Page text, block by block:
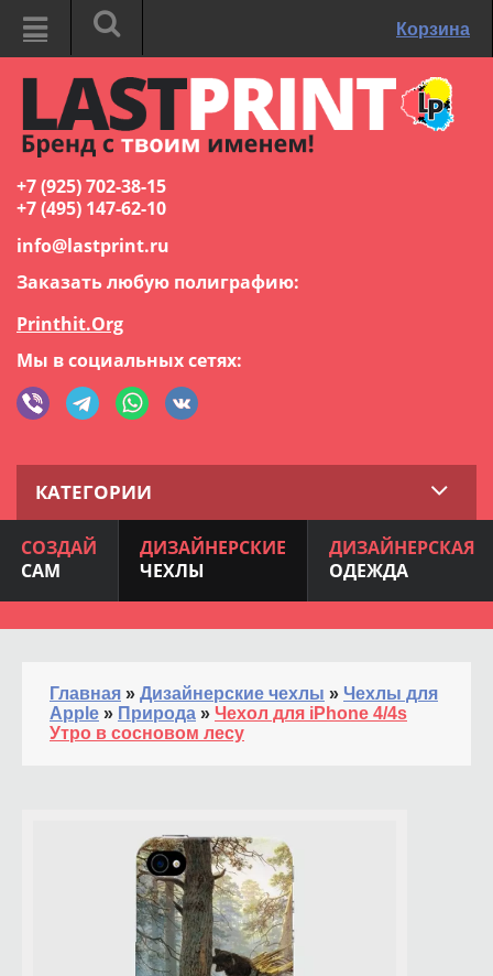
Корзина
+7 (925) 702-38-15
+7 (495) 147-62-10
info@lastprint.ru
Заказать любую полиграфию:
Printhit.Org
Мы в социальных сетях:
КАТЕГОРИИ
СОЗДАЙ
САМ
ДИЗАЙНЕРСКИЕ
ЧЕХЛЫ
ДИЗАЙНЕРСКАЯ
ОДЕЖДА
Главная » Дизайнерские чехлы » Чехлы для
Apple » Природа » Чехол для iPhone 4/4s
Утро в сосновом лесу